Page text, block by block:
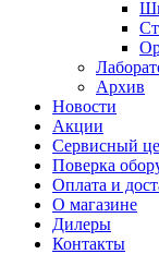
Архив
Новости
Акции
Сервисный
Поверка
Оплата и
О магазине
Дилеры
Контакты